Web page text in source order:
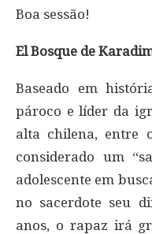
Boa sessão!
El Bosque de
Baseado em
pároco e líder da
alta chilena, entre
considerado um
adolescente em
no sacerdote seu
anos, o rapaz irá